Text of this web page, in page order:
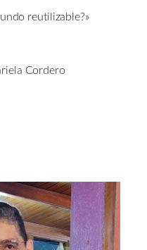
reutilizable?»
Cordero